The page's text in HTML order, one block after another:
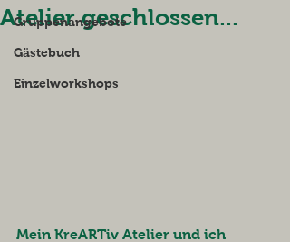
Gruppenangebote
Gästebuch
Einzelworkshops
Atelier geschlossen...
Mein KreARTiv Atelier und ich